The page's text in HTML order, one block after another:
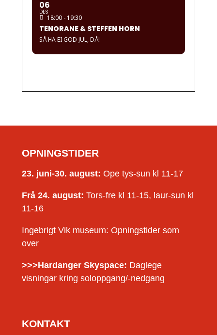
06
DES
18:00 - 19:30
TENORANE & STEFFEN HORN
SÅ HA EI GOD JUL, DÅ!
OPNINGSTIDER
23. juni-30. august: Ope tys-sun kl 11-17
Frå 24. august: Tors-fre kl 11-15, laur-sun kl
11-16
Ingebrigt Vik museum: Opningstider som
over
>>>Hardanger Skyspace: Daglege
visningar kring soloppgang/-nedgang
KONTAKT